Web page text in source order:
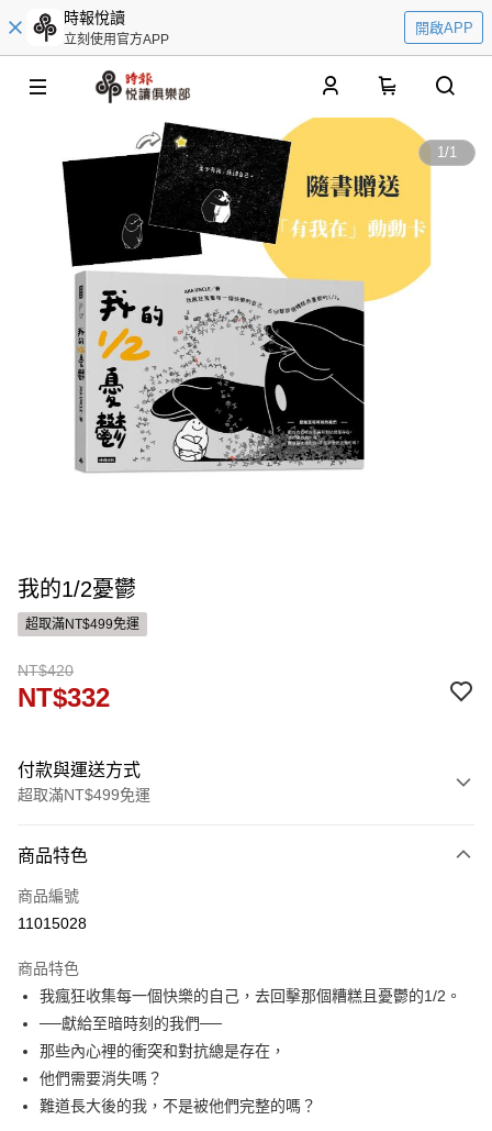
時報悅讀
立刻使用官方APP
開啟APP
1/1
我的1/2憂鬱
超取滿NT$499免運
NT$420
NT$332
付款與運送方式
超取滿NT$499免運
信用卡一次付款
運送方式
付款後全家取貨
每筆NT$60，滿NT$499(含以上)免運費
付款後7-11取貨
每筆NT$60，滿NT$499(含以上)免運費
宅配
商品特色
商品編號
11015028
商品特色
我瘋狂收集每一個快樂的自己，去回擊那個糟糕且憂鬱的1/2。
──獻給至暗時刻的我們──
那些內心裡的衝突和對抗總是存在，
他們需要消失嗎？
難道長大後的我，不是被他們完整的嗎？